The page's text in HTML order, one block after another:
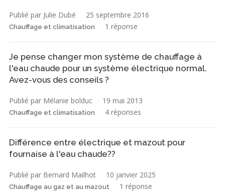
Publié par Julie Dubé 25 septembre 2016
Chauffage et climatisation 1 réponse
Je pense changer mon système de chauffage à
l'eau chaude pour un système électrique normal.
Avez-vous des conseils ?
Publié par Mélanie bolduc 19 mai 2013
Chauffage et climatisation 4 réponses
Différence entre électrique et mazout pour
fournaise à l'eau chaude??
Publié par Bernard Mailhot 10 janvier 2025
Chauffage au gaz et au mazout 1 réponse